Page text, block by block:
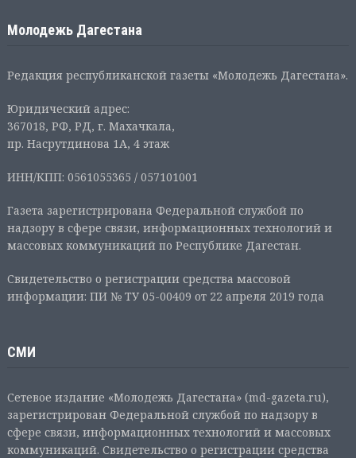
Молодежь Дагестана
Редакция республиканской газеты «Молодежь Дагестана».
Юридический адрес:
367018, РФ, РД, г. Махачкала,
пр. Насрутдинова 1А, 4 этаж
ИНН/КПП: 0561055365 / 057101001
Газета зарегистрирована Федеральной службой по
надзору в сфере связи, информационных технологий и
массовых коммуникаций по Республике Дагестан.
Свидетельство о регистрации средства массовой
информации: ПИ № ТУ 05-00409 от 22 апреля 2019 года
СМИ
Сетевое издание «Молодежь Дагестана» (md-gazeta.ru),
зарегистрирован Федеральной службой по надзору в
сфере связи, информационных технологий и массовых
коммуникаций. Свидетельство о регистрации средства